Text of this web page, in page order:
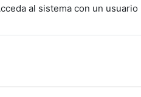
al sistema con un usuario